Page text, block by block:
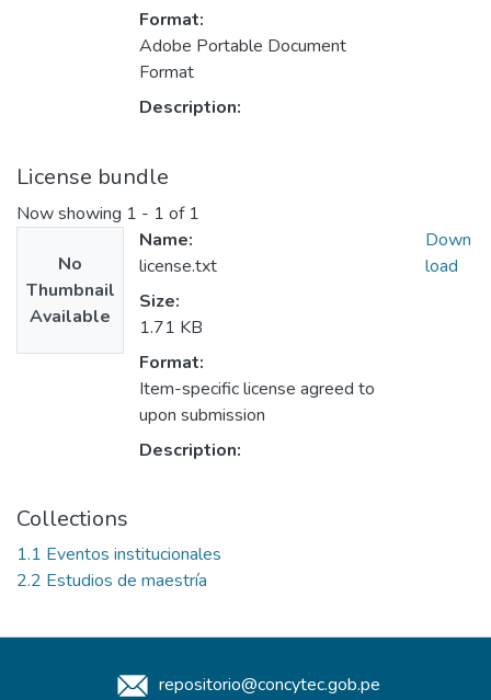
Format:
Adobe Portable Document
Format
Description:
License bundle
Now showing 1 - 1 of 1
No
Thumbnail
Available
Name:
license.txt
Size:
1.71 KB
Format:
Item-specific license agreed to
upon submission
Description:
Down
load
Collections
1.1 Eventos institucionales
2.2 Estudios de maestría
repositorio@concytec.gob.pe